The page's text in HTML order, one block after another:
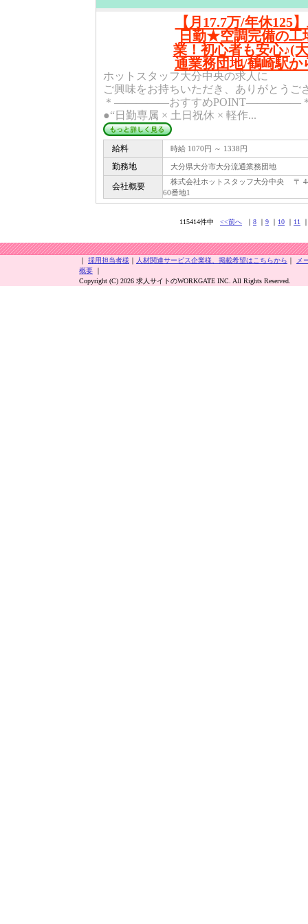
【月17.7万/年休125
日勤★空調完備の工
業！初心者も安心♪(
通業務団地/鶴崎駅か
ホットスタッフ大分中央の求人に
ご興味をお持ちいただき、ありがとうご
＊―――――おすすめPOINT―――――
●“日勤専属 × 土日祝休 × 軽作...
給料 時給 1070円 ～ 1338円
勤務地 大分県大分市大分流通業務団地
会社概要
株式会社ホットスタッフ大分中央 〒
60番地1
115414件中 <<前へ ｜ 8 ｜ 9 ｜ 10 ｜ 11
｜ 採用担当者様 ｜ 人材関連サービス企業様、掲載希望はこちらから ｜
メ
概要 ｜
Copyright (C) 2026 求人サイトのWORKGATE INC. All Rights Reserved.